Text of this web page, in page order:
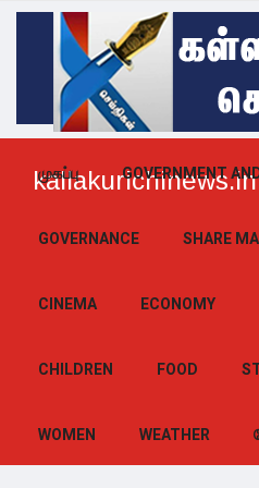
kallakurichinews.in
முகப்பு GOVERNMENT
GOVERNANCE SHARE
CINEMA ECONOMY
CHILDREN FOOD
WOMEN WEATHER